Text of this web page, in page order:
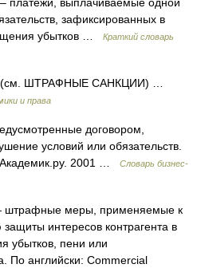
зафиксированных в
убытков …
Краткий словарь
ШТРАФНЫЕ САНКЦИИ) …
и права
договором,
условий или обязательств.
2001 …
Словарь бизнес-
меры, применяемые к
интересов контрагента в
убытков, пени или
По английски: Commercial